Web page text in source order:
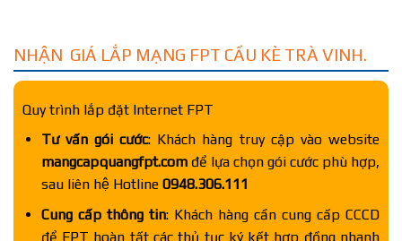
NHẬN GIÁ LẮP MẠNG FPT CẦU KÈ TRÀ VINH.
Quy trình lắp đặt Internet FPT
Tư vấn gói cước: Khách hàng truy cập vào website
mangcapquangfpt.comđể lựa chọn gói cước phù hợp,
sau liên hệ Hotline 0948.306.111
Cung cấp thông tin: Khách hàng cần cung cấp CCCD
để FPT hoàn tất các thủ tục ký kết hợp đồng nhanh